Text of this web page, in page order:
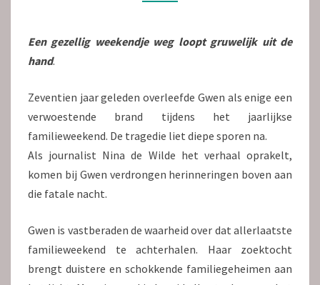
Een gezellig weekendje weg loopt gruwelijk uit de
hand.
Zeventien jaar geleden overleefde Gwen als enige een
verwoestende brand tijdens het jaarlijkse
familieweekend. De tragedie liet diepe sporen na.
Als journalist Nina de Wilde het verhaal oprakelt,
komen bij Gwen verdrongen herinneringen boven aan
die fatale nacht.
Gwen is vastberaden de waarheid over dat allerlaatste
familieweekend te achterhalen. Haar zoektocht
brengt duistere en schokkende familiegeheimen aan